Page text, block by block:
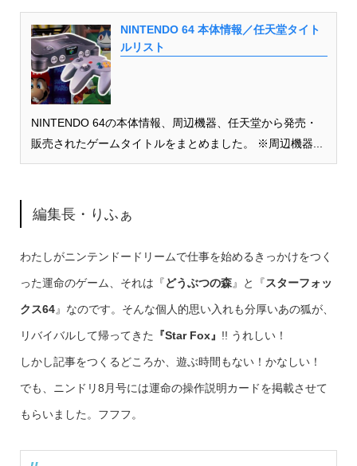
NINTENDO 64 本体情報／任天堂タイト
ルリスト
NINTENDO 64の本体情報、周辺機器、任天堂から発売・
販売されたゲームタイトルをまとめました。 ※周辺機器...
編集長・りふぁ
わたしがニンテンドードリームで仕事を始めるきっかけをつく
った運命のゲーム、それは『どうぶつの森』と『スターフォッ
クス64』なのです。そんな個人的思い入れも分厚いあの狐が、
リバイバルして帰ってきた 『Star Fox』 !! うれしい！
しかし記事をつくるどころか、遊ぶ時間もない！かなしい！
でも、ニンドリ8月号には運命の操作説明カードを掲載させて
もらいました。フフフ。